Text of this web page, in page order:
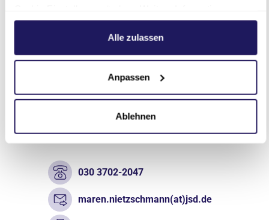
hierzu finden Sie in unsererDatenschutzerklärung.
Alle zulassen
Anpassen
Ablehnen
Personalreferentin
Maren Nietzschmann
Evangelisches Waldkrankenhaus
Spandau | Personal
030 3702-2047
maren.nietzschmann(at)jsd.de